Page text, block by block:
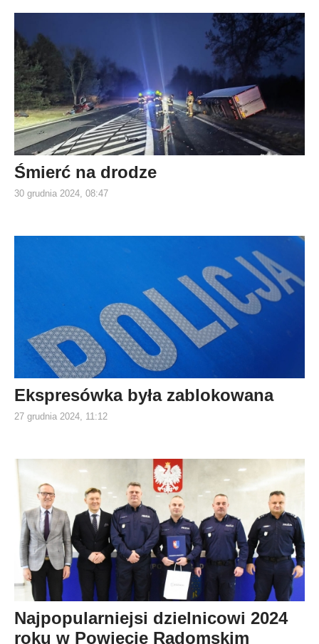
Śmierć na drodze
30 grudnia 2024, 08:47
Ekspresówka była zablokowana
27 grudnia 2024, 11:12
Najpopularniejsi dzielnicowi 2024
roku w Powiecie Radomskim